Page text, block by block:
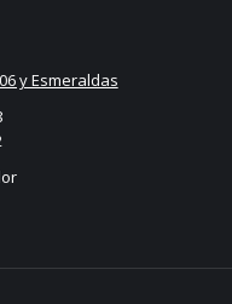
y Esmeraldas